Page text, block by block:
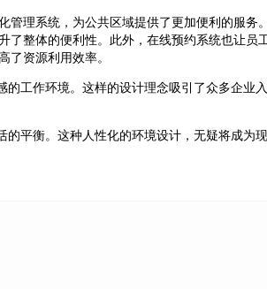
管理系统，为公共区域提供了更加便利的服务
了整体的便利性。此外，在线预约系统也让员
了资源利用效率。
工作环境。这样的设计理念吸引了众多企业
平衡。这种人性化的环境设计，无疑将成为